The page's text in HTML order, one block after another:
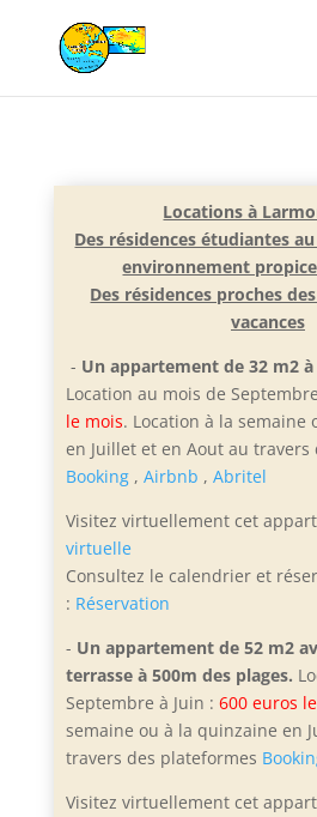
Locations à
Des résidences étudiantes
environnement
Des résidences proches
vacances
- Un appartement de 32 m2 à
Location au mois de
le mois. Location à la semaine
en Juillet et en Aout au travers
Booking, Airbnb , Abritel
Visitez virtuellement cet
virtuelle
Consultez le calendrier et
: Réservation
- Un appartement de 52 m2
terrasse à 500m des plages.
Septembre à Juin : 600 euros
semaine ou à la quinzaine en
travers des plateformes
Visitez virtuellement cet